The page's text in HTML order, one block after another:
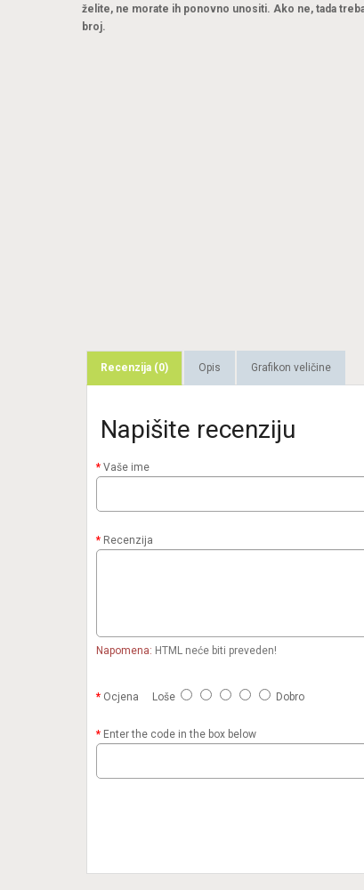
želite, ne morate ih ponovno unositi. Ako ne, tada
broj.
Recenzija (0) Opis Grafikon veličine
Napišite recenziju
Vaše ime
Recenzija
Napomena: HTML neće biti preveden!
Ocjena Loše Dobro
Enter the code in the box below